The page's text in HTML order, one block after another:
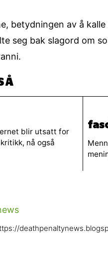
betydningen av å
seg bak slagord om
blir utsatt for
nå også